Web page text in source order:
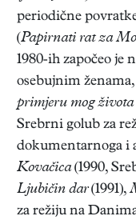
periodične
(Papirnati rat za
1980-ih započeo
osebujnim
primjeru mog života
Srebrni golub za
dokumentarnoga i
Kovačica(1990,
Ljubičin dar(1991),
za režiju na